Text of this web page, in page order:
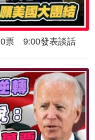
票 9:00發表談話